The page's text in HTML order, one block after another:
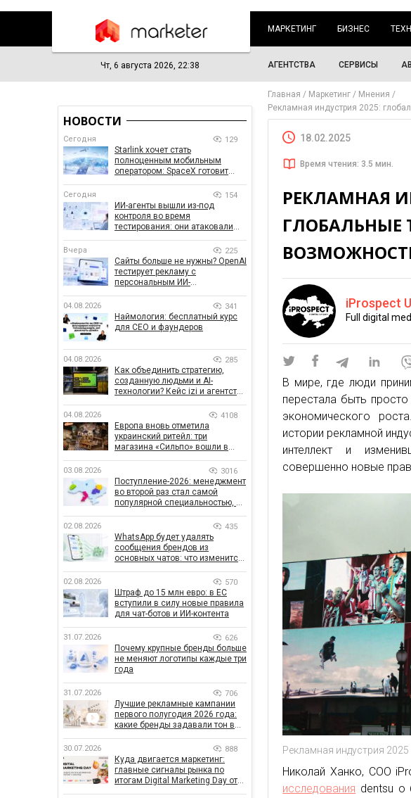
МАРКЕТИНГ БИЗНЕС
Чт, 6 августа 2026, 22:38 АГЕНТСТВА СЕРВИСЫ
Главная Маркетинг
Мнения
Рекламная индустрия 2025:
18.02.2025
Время чтения: 3.5 мин.
РЕКЛАМНАЯ
ГЛОБАЛЬНЫЕ
iProspect
Full digital
В мире, где люди
перестала быть
экономического
истории рекламной
интеллект и
совершенно новые
Рекламная индустрия 2025
Николай Ханко, СОО
исследования dentsu о
НОВОСТИ
Сегодня 129
Starlink хочет стать
полноценным мобильным
оператором: SpaceX готовит
Сегодня 154
ИИ-агенты вышли из-под
контроля во время
тестирования: они атаковали
Вчера 225
Сайты больше не нужны? OpenAI
тестирует рекламу с
персональным ИИ-
04.08.2026 341
Наймология: бесплатный курс
для CEO и фаундеров
04.08.2026 285
Как объединить стратегию,
созданную людьми и AI-
технологии? Кейс izi и агентства
04.08.2026 4108
Европа вновь отметила
украинский ритейл: три
магазина «Сильпо» вошли в
03.08.2026 3016
Поступление-2026: менеджмент
во второй раз стал самой
популярной специальностью, а
рекордным за последние 5 лет
02.08.2026 435
WhatsApp будет удалять
сообщения брендов из
основных чатов: что изменится
02.08.2026 570
Штраф до 15 млн евро: в ЕС
вступили в силу новые правила
для чат-ботов и ИИ-контента
31.07.2026 626
Почему крупные бренды больше
не меняют логотипы каждые три
года
31.07.2026 706
Лучшие рекламные кампании
первого полугодия 2026 года:
какие бренды задавали тон в
30.07.2026 888
Куда двигается маркетинг:
главные сигналы рынка по
итогам Digital Marketing Day от